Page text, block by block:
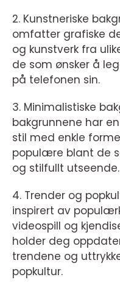
2. Kunstneriske
omfatter grafiske
og kunstverk fra
de som ønsker å
på telefonen sin.
3. Minimalistiske
bakgrunnene har
stil med enkle
populære blant de
og stilfullt utseende.
4. Trender og
inspirert av
videospill og
holder deg
trendene og
popkultur.